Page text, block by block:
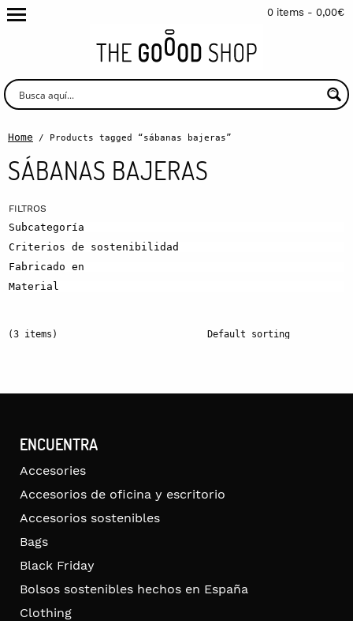
0 items - 0,00€
Home / Products tagged “sábanas bajeras”
SÁBANAS BAJERAS
Subcategoría
Criterios de sostenibilidad
Fabricado en
Material
(3 items)
ENCUENTRA
Accesories
Accesorios de oficina y escritorio
Accesorios sostenibles
Bags
Black Friday
Bolsos sostenibles hechos en España
Clothing